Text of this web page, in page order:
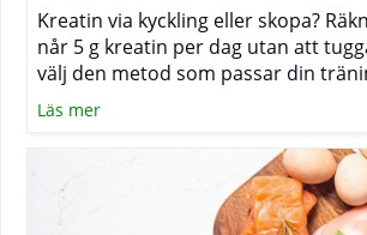
Kreatin via kyckling eller skopa?
når 5 g kreatin per dag utan att
välj den metod som passar din
Läs mer